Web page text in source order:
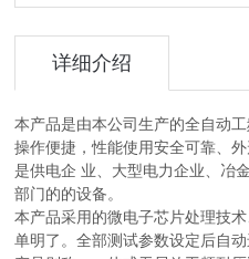
详细介绍
本产品是由本公司生产的全自动
操作便捷，性能使用安全可靠、
是供电企 业、大型电力企业、冶
部门的的设备。
本产品采用的微电子芯片处理技
单明了。全部测试参数设定后自